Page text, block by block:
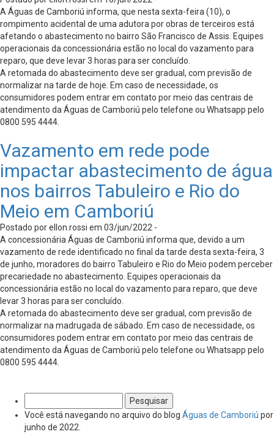
A Águas de Camboriú informa, que nesta sexta-feira (10), o
rompimento acidental de uma adutora por obras de terceiros está
afetando o abastecimento no bairro São Francisco de Assis. Equipes
operacionais da concessionária estão no local do vazamento para
reparo, que deve levar 3 horas para ser concluído.
A retomada do abastecimento deve ser gradual, com previsão de
normalizar na tarde de hoje. Em caso de necessidade, os
consumidores podem entrar em contato por meio das centrais de
atendimento da Águas de Camboriú pelo telefone ou Whatsapp pelo
0800 595 4444.
Vazamento em rede pode
impactar abastecimento de água
nos bairros Tabuleiro e Rio do
Meio em Camboriú
Postado por ellon.rossi em 03/jun/2022 -
A concessionária Águas de Camboriú informa que, devido a um
vazamento de rede identificado no final da tarde desta sexta-feira, 3
de junho, moradores do bairro Tabuleiro e Rio do Meio podem perceber
precariedade no abastecimento. Equipes operacionais da
concessionária estão no local do vazamento para reparo, que deve
levar 3 horas para ser concluído.
A retomada do abastecimento deve ser gradual, com previsão de
normalizar na madrugada de sábado. Em caso de necessidade, os
consumidores podem entrar em contato por meio das centrais de
atendimento da Águas de Camboriú pelo telefone ou Whatsapp pelo
0800 595 4444.
por:
Você está navegando no arquivo do blog Águas de Camboriú por
junho de 2022.